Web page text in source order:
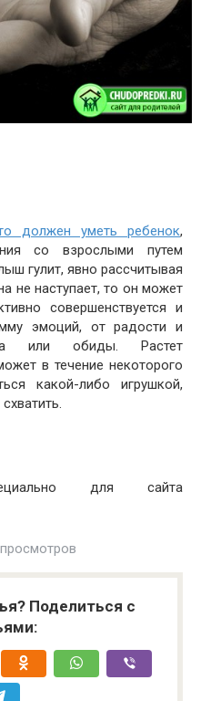
должен уметь ребенок,
со взрослыми путем
гулит, явно рассчитывая
не наступает, то он может
совершенствуется и
эмоций, от радости и
или обиды. Растет
в течение некоторого
какой-либо игрушкой,
для сайта
Поделиться с